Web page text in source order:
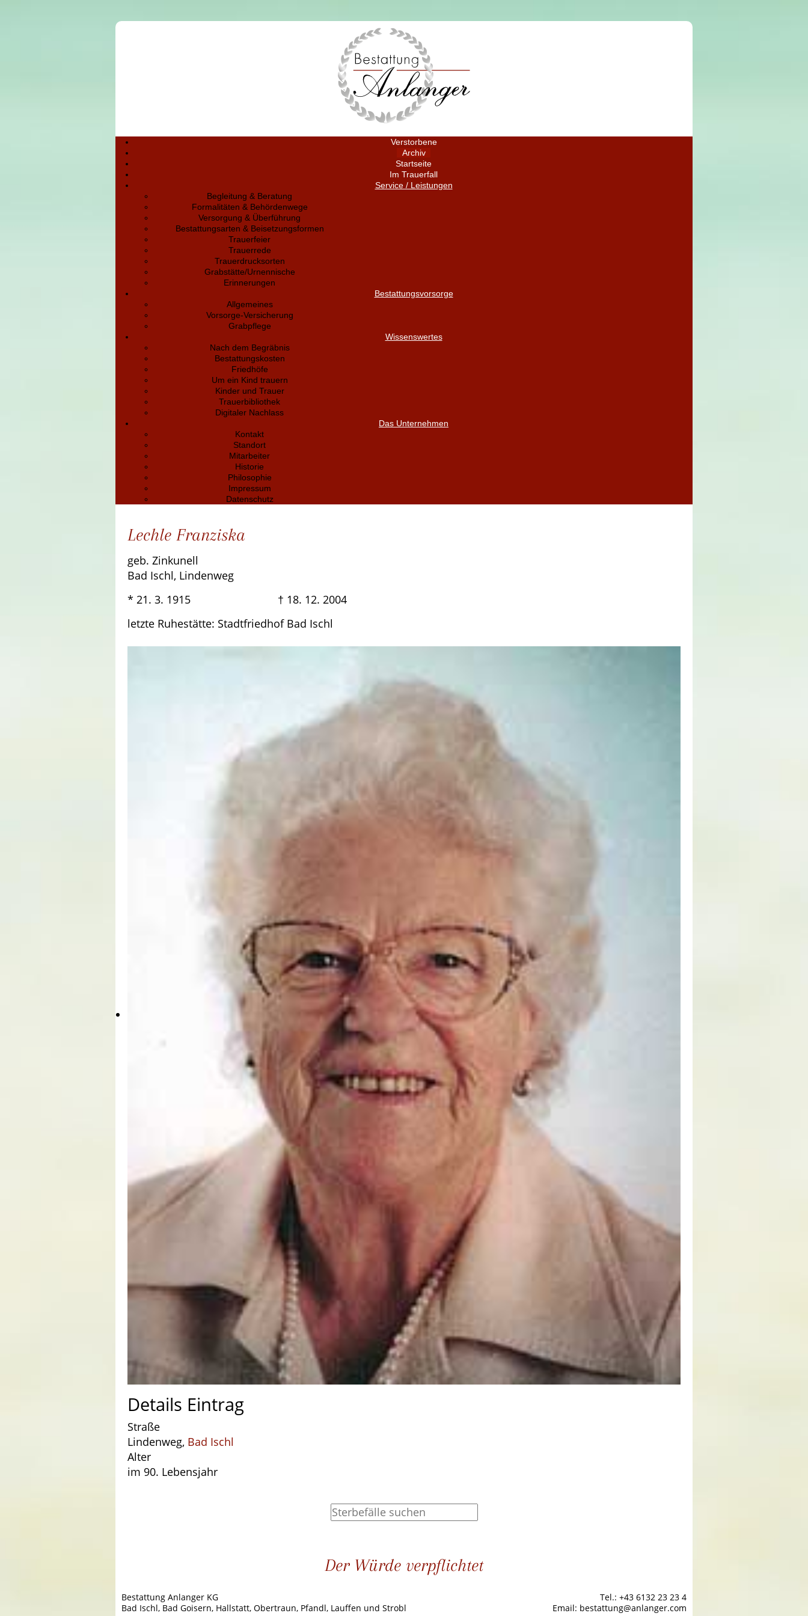
Verstorbene
Archiv
Startseite
Im Trauerfall
Service / Leistungen
Begleitung & Beratung
Formalitäten & Behördenwege
Versorgung & Überführung
Bestattungsarten & Beisetzungsformen
Trauerfeier
Trauerrede
Trauerdrucksorten
Grabstätte/Urnennische
Erinnerungen
Bestattungsvorsorge
Allgemeines
Vorsorge-Versicherung
Grabpflege
Wissenswertes
Nach dem Begräbnis
Bestattungskosten
Friedhöfe
Um ein Kind trauern
Kinder und Trauer
Trauerbibliothek
Digitaler Nachlass
Das Unternehmen
Kontakt
Standort
Mitarbeiter
Historie
Philosophie
Impressum
Datenschutz
Lechle Franziska
geb. Zinkunell
Bad Ischl, Lindenweg
* 21. 3. 1915 † 18. 12. 2004
letzte Ruhestätte: Stadtfriedhof Bad Ischl
Details Eintrag
Straße
Lindenweg, Bad Ischl
Alter
im 90. Lebensjahr
Der Würde verpflichtet
Bestattung Anlanger KG
Bad Ischl, Bad Goisern, Hallstatt, Obertraun, Pfandl, Lauffen und Strobl
Tel.: +43 6132 23 23 4
Email: bestattung@anlanger.com